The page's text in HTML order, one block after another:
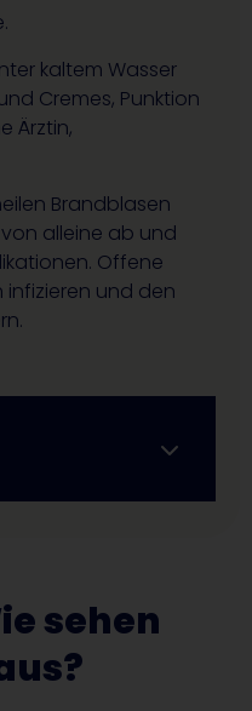
kaltem Wasser
Cremes, Punktion
Ärztin,
Brandblasen
alleine ab und
Offene
infizieren und den
sehen